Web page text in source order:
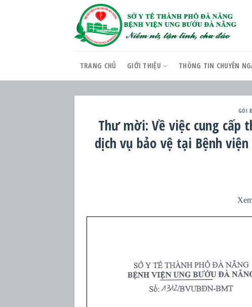
TRANG CHỦ GIỚI THIỆU THÔNG TIN CHUYÊN
GÓI
Thư mời: Về việc cung cấp
dịch vụ bảo vệ tại Bệnh